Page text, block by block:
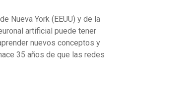
Nueva York (EEUU) y de la
artificial puede tener
nuevos conceptos y
35 años de que las redes